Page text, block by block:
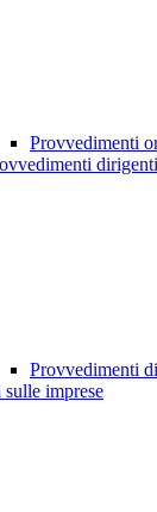
Provvedimenti
Provvedimenti
imprese